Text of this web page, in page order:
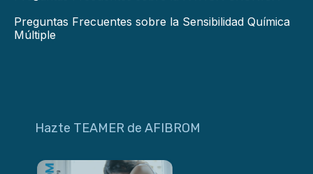
Preguntas Frecuentes sobre la Sensibilidad Química
Múltiple
Hazte TEAMER de AFIBROM